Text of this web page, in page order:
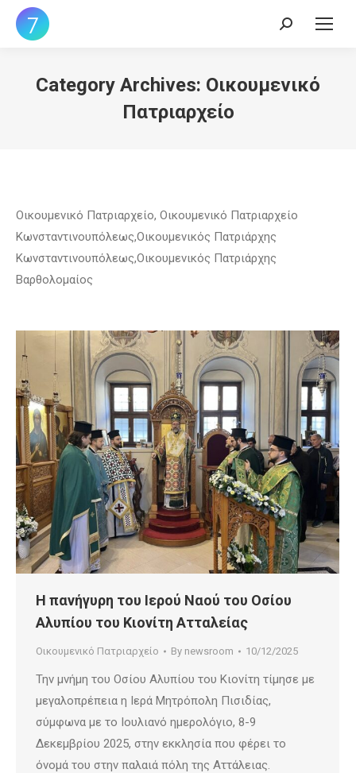
Search:
Category Archives: Οικουμενικό
Πατριαρχείο
Οικουμενικό Πατριαρχείο, Οικουμενικό Πατριαρχείο
Κωνσταντινουπόλεως,Οικουμενικός Πατριάρχης
Κωνσταντινουπόλεως,Οικουμενικός Πατριάρχης
Βαρθολομαίος
Η πανήγυρη του Ιερού Ναού του Οσίου
Αλυπίου του Κιονίτη Ατταλείας
Οικουμενικό Πατριαρχείο By newsroom 10/12/2025
Την μνήμη του Οσίου Αλυπίου του Κιονίτη τίμησε με
μεγαλοπρέπεια η Ιερά Μητρόπολη Πισιδίας,
σύμφωνα με το Ιουλιανό ημερολόγιο, 8-9
Δεκεμβρίου 2025, στην εκκλησία που φέρει το
όνομά του στην παλαιά πόλη της Αττάλειας.